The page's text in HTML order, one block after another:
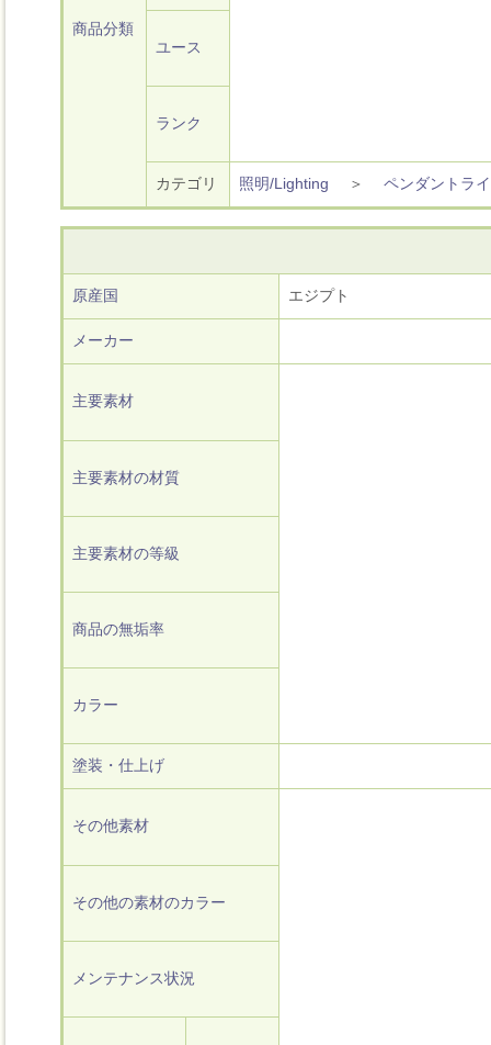
商品分類
ユース
ランク
カテゴリ 照明/Lighting ＞ ペンダントラ
原産国 エジプト
メーカー
主要素材
主要素材の材質
主要素材の等級
商品の無垢率
カラー
塗装・仕上げ
その他素材
その他の素材のカラー
メンテナンス状況